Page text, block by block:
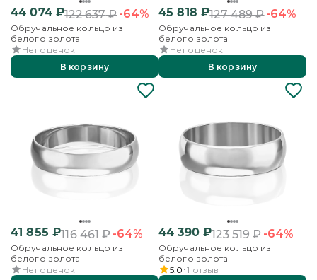
44 074₽122 637₽-64%
Обручальное кольцо из
белого золота
Нет оценок
В корзину
45 818 ₽127 489₽-64%
Обручальное кольцо из
белого золота
Нет оценок
В корзину
41 855 ₽116 461₽-64%
Обручальное кольцо из
белого золота
Нет оценок
44 390₽123 519₽-64%
Обручальное кольцо из
белого золота
5.0 1 отзыв